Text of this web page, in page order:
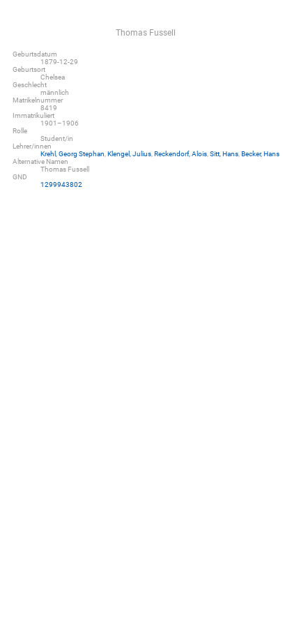
Thomas Fussell
Geburtsdatum
1879-12-29
Geburtsort
Chelsea
Geschlecht
männlich
Matrikelnummer
8419
Immatrikuliert
1901–1906
Rolle
Student/in
Lehrer/innen
Krehl, Georg Stephan Klengel, Julius, Reckendorf, Alois, Sitt, Hans, Becker, Hans
Alternative Namen
Thomas Fussell
GND
1299943802